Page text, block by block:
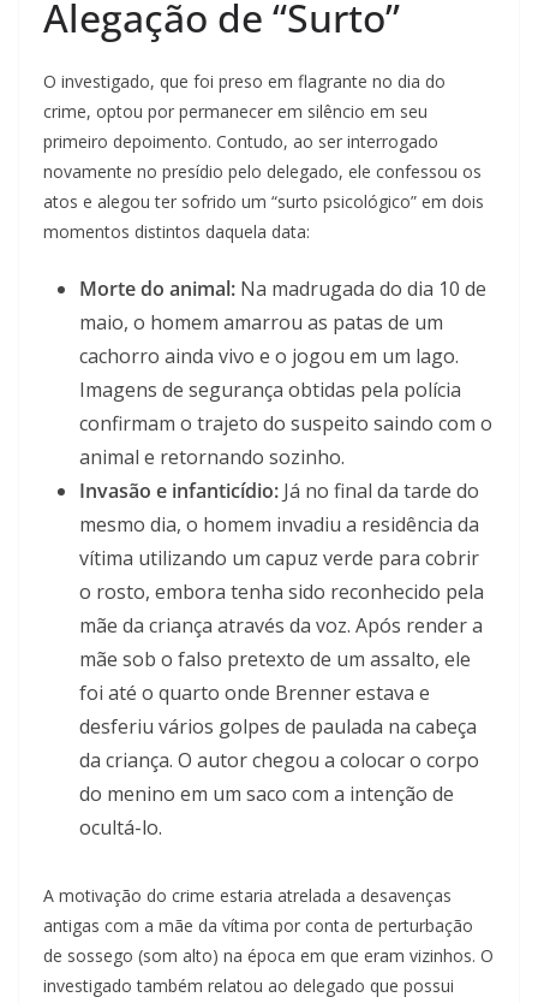
Alegação de “Surto”
O investigado, que foi preso em flagrante no dia do
crime, optou por permanecer em silêncio em seu
primeiro depoimento. Contudo, ao ser interrogado
novamente no presídio pelo delegado, ele confessou os
atos e alegou ter sofrido um “surto psicológico” em dois
momentos distintos daquela data:
Morte do animal: Na madrugada do dia 10 de
maio, o homem amarrou as patas de um
cachorro ainda vivo e o jogou em um lago.
Imagens de segurança obtidas pela polícia
confirmam o trajeto do suspeito saindo com o
animal e retornando sozinho.
Invasão e infanticídio: Já no final da tarde do
mesmo dia, o homem invadiu a residência da
vítima utilizando um capuz verde para cobrir
o rosto, embora tenha sido reconhecido pela
mãe da criança através da voz. Após render a
mãe sob o falso pretexto de um assalto, ele
foi até o quarto onde Brenner estava e
desferiu vários golpes de paulada na cabeça
da criança. O autor chegou a colocar o corpo
do menino em um saco com a intenção de
ocultá-lo.
A motivação do crime estaria atrelada a desavenças
antigas com a mãe da vítima por conta de perturbação
de sossego (som alto) na época em que eram vizinhos. O
investigado também relatou ao delegado que possui